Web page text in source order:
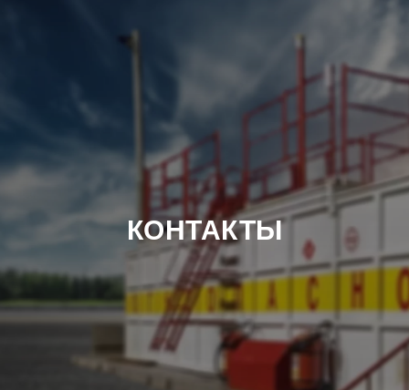
КОНТАКТЫ